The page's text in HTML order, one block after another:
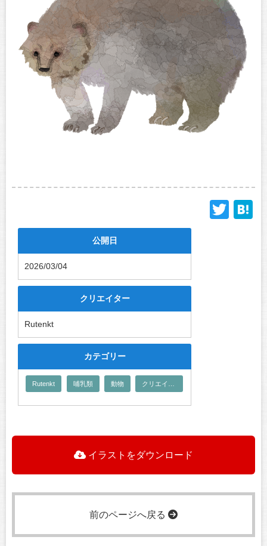
公開日
2026/03/04
クリエイター
Rutenkt
カテゴリー
Rutenkt 哺乳類 動物
イラストをダウンロード
前のページへ戻る